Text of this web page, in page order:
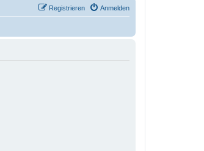
Anmelden
Registrieren